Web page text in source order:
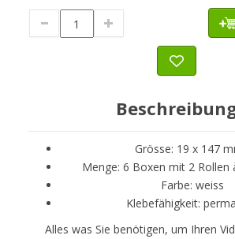
Grösse: 19 x 147
Menge: 6 Boxen mit 2 Rollen
Farbe: weiss
Klebefähigkeit:
Alles was Sie benötigen, um Ihren